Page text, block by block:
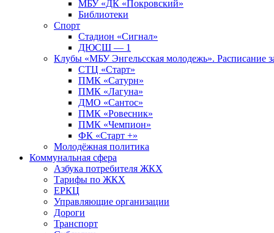
МБУ «ДК «Покровский»
Библиотеки
Спорт
Стадион «Сигнал»
ДЮСШ — 1
Клубы «МБУ Энгельсская молодежь». Расписание
СТЦ «Старт»
ПМК «Сатурн»
ПМК «Лагуна»
ДМО «Сантос»
ПМК «Ровесник»
ПМК «Чемпион»
ФК «Старт +»
Молодёжная политика
Коммунальная сфера
Азбука потребителя ЖКХ
Тарифы по ЖКХ
ЕРКЦ
Управляющие организации
Дороги
Транспорт